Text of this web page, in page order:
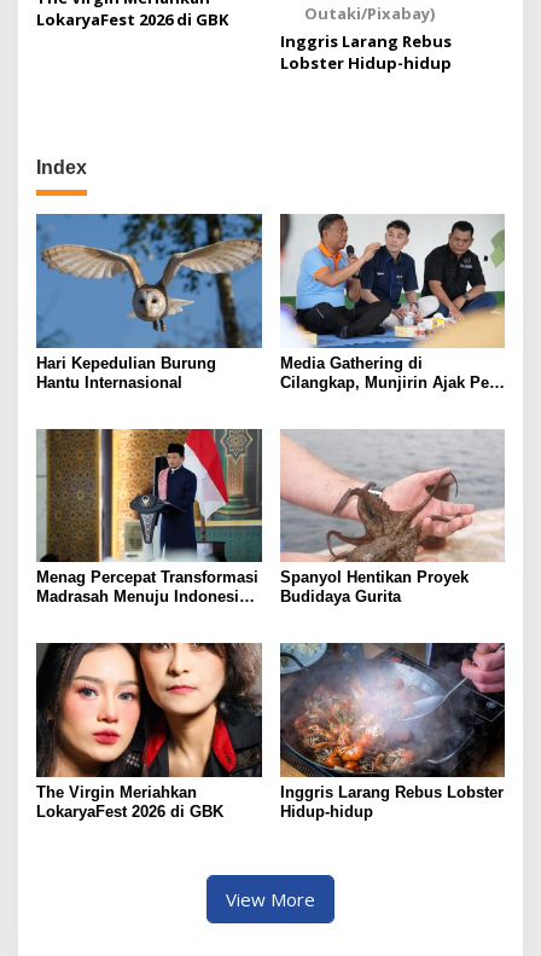
LokaryaFest 2026 di GBK
Outaki/Pixabay)
Inggris Larang Rebus
Lobster Hidup-hidup
Index
Hari Kepedulian Burung
Hantu Internasional
Media Gathering di
Cilangkap, Munjirin Ajak Pers
Pascakebakaran
Menag Percepat Transformasi
Madrasah Menuju Indonesia
Spanyol Hentikan Proyek
Budidaya Gurita
The Virgin Meriahkan
LokaryaFest 2026 di GBK
Inggris Larang Rebus Lobster
Hidup-hidup
View More